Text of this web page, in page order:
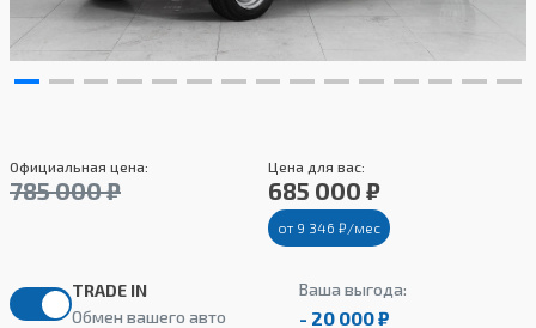
Официальная цена:
785 000 ₽
Цена для вас:
685 000 ₽
от 9 346 ₽/мес
TRADE IN
Обмен вашего авто
Ваша выгода:
- 20 000 ₽